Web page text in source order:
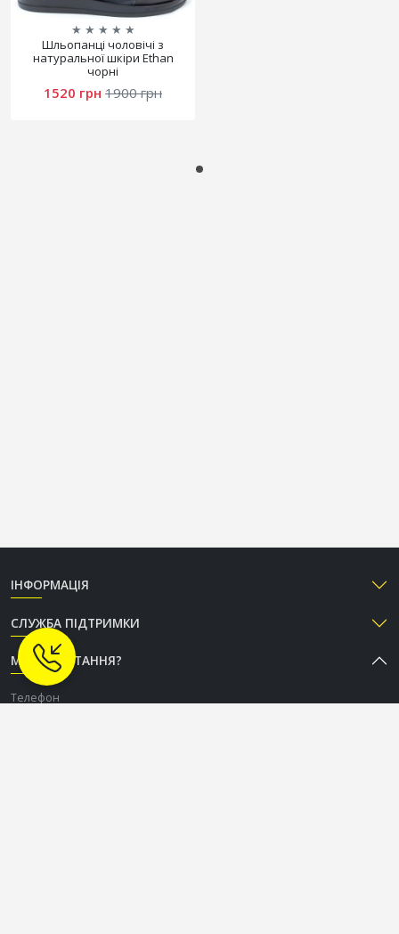
★ ★ ★ ★ ★
Шльопанці чоловічі з
натуральної шкіри Ethan
чорні
1520 грн 1900 грн
ІНФОРМАЦІЯ
СЛУЖБА ПІДТРИМКИ
МАЄТЕ ПИТАННЯ?
Телефон